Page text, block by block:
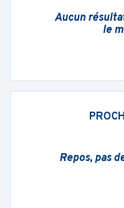
Aucun
le
Repos, pas